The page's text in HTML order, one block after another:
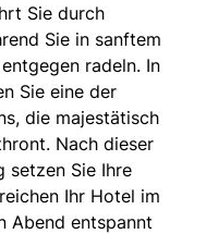
Sie durch
Sie in sanftem
radeln. In
Sie eine der
die majestätisch
Nach dieser
setzen Sie Ihre
Ihr Hotel im
Abend entspannt